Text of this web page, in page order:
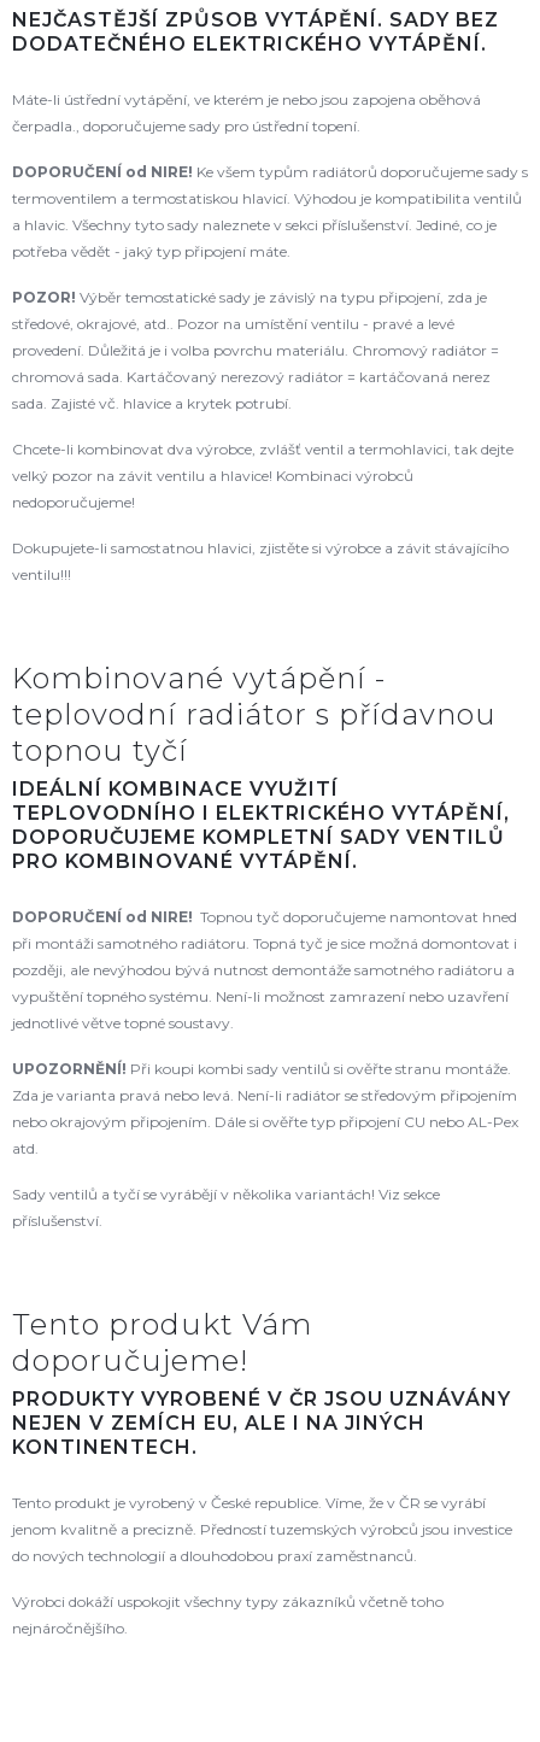
NEJČASTĚJŠÍ ZPŮSOB VYTÁPĚNÍ. SADY BEZ
DODATEČNÉHO ELEKTRICKÉHO VYTÁPĚNÍ.
Máte-li ústřední vytápění, ve kterém je nebo jsou zapojena oběhová
čerpadla., doporučujeme sady pro ústřední topení.
DOPORUČENÍ od NIRE! Ke všem typům radiátorů doporučujeme sady s
termoventilem a termostatiskou hlavicí. Výhodou je kompatibilita ventilů
a hlavic. Všechny tyto sady naleznete v sekci příslušenství. Jediné, co je
potřeba vědět - jaký typ připojení máte.
POZOR! Výběr temostatické sady je závislý na typu připojení, zda je
středové, okrajové, atd.. Pozor na umístění ventilu - pravé a levé
provedení. Důležitá je i volba povrchu materiálu. Chromový radiátor =
chromová sada. Kartáčovaný nerezový radiátor = kartáčovaná nerez
sada. Zajisté vč. hlavice a krytek potrubí.
Chcete-li kombinovat dva výrobce, zvlášť ventil a termohlavici, tak dejte
velký pozor na závit ventilu a hlavice! Kombinaci výrobců
nedoporučujeme!
Dokupujete-li samostatnou hlavici, zjistěte si výrobce a závit stávajícího
ventilu!!!
Kombinované vytápění -
teplovodní radiátor s přídavnou
topnou tyčí
IDEÁLNÍ KOMBINACE VYUŽITÍ
TEPLOVODNÍHO I ELEKTRICKÉHO VYTÁPĚNÍ,
DOPORUČUJEME KOMPLETNÍ SADY VENTILŮ
PRO KOMBINOVANÉ VYTÁPĚNÍ.
DOPORUČENÍ od NIRE! Topnou tyč doporučujeme namontovat hned
při montáži samotného radiátoru. Topná tyč je sice možná domontovat i
později, ale nevýhodou bývá nutnost demontáže samotného radiátoru a
vypuštění topného systému. Není-li možnost zamrazení nebo uzavření
jednotlivé větve topné soustavy.
UPOZORNĚNÍ! Při koupi kombi sady ventilů si ověřte stranu montáže.
Zda je varianta pravá nebo levá. Není-li radiátor se středovým připojením
nebo okrajovým připojením. Dále si ověřte typ připojení CU nebo AL-Pex
atd.
Sady ventilů a tyčí se vyrábějí v několika variantách! Viz sekce
příslušenství.
Tento produkt Vám
doporučujeme!
PRODUKTY VYROBENÉ V ČR JSOU UZNÁVÁNY
NEJEN V ZEMÍCH EU, ALE I NA JINÝCH
KONTINENTECH.
Tento produkt je vyrobený v České republice. Víme, že v ČR se vyrábí
jenom kvalitně a precizně. Předností tuzemských výrobců jsou investice
do nových technologií a dlouhodobou praxí zaměstnanců.
Výrobci dokáží uspokojit všechny typy zákazníků včetně toho
nejnáročnějšího.